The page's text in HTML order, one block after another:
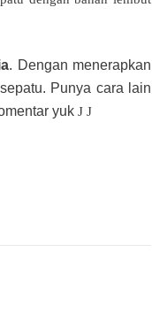
. Dengan menerapkan
Punya cara lain
yuk J J